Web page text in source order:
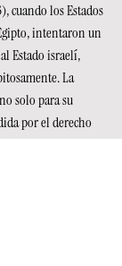
cuando los Estados
intentaron un
Estado israelí,
La
solo para su
por el derecho
la política